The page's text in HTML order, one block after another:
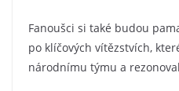
Fanoušci si také budou
po klíčových vítězstvích,
národnímu týmu a